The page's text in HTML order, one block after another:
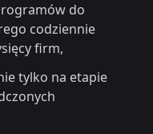
do
codziennie
firm,
tylko na etapie